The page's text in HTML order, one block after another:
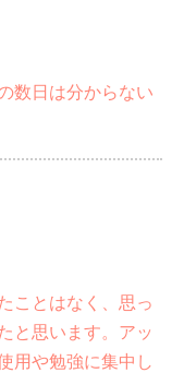
数日は分からない
ことはなく、思っ
と思います。アッ
用や勉強に集中し